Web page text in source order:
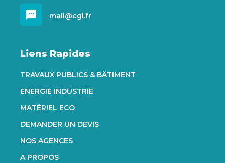
sms mail@cgl.fr
Liens Rapides
TRAVAUX PUBLICS & BÂTIMENT
ENERGIE INDUSTRIE
MATÉRIEL ECO
DEMANDER UN DEVIS
NOS AGENCES
A PROPOS